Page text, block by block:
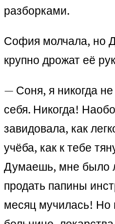
разборками.
София молчала, но
крупно дрожат её
— Соня, я никогда
себя. Никогда!
завидовала, как
учёба, как к тебе
Думаешь, мне было
продать папины
месяц мучилась!